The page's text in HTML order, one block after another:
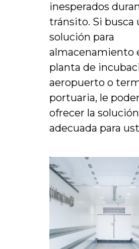
inesperados
tránsito. Si busca
solución para
almacenamiento
planta de
aeropuerto o
portuaria, le
ofrecer la solución
adecuada para